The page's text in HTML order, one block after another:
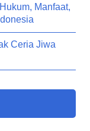
Manfaat,
Ceria Jiwa